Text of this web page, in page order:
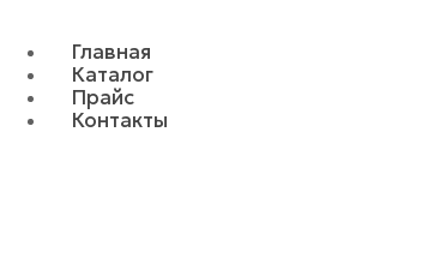
Главная
Каталог
Прайс
Контакты